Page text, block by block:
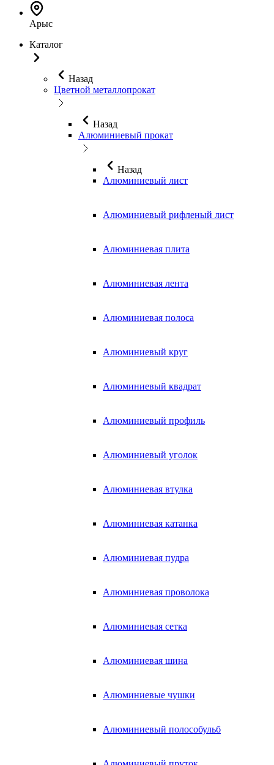
Арыс
Каталог
Назад
Цветной металлопрокат
Назад
Алюминиевый прокат
Назад
Алюминиевый лист
Алюминиевый рифленый лист
Алюминиевая плита
Алюминиевая лента
Алюминиевая полоса
Алюминиевый круг
Алюминиевый квадрат
Алюминиевый профиль
Алюминиевый уголок
Алюминиевая втулка
Алюминиевая катанка
Алюминиевая пудра
Алюминиевая проволока
Алюминиевая сетка
Алюминиевая шина
Алюминиевые чушки
Алюминиевый полособульб